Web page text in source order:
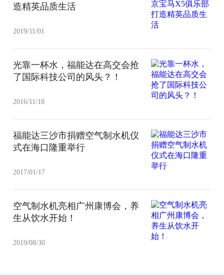
造精英品质生活
2019/11/01
光靠一杯水，福能达在高交会抢
了国际科技公司的风头？！
2016/11/18
福能达三沙市捐赠空气制水机仪
式在海口隆重举行
2017/01/17
空气制水机亮相广州康博会，养
生从饮水开始！
2019/08/30